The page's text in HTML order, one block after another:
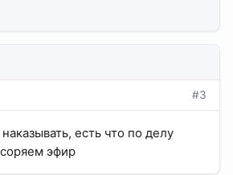
#3
есть что по делу
эфир